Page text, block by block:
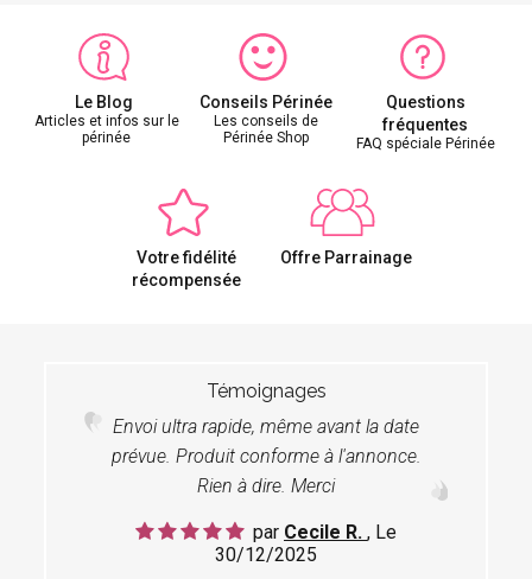
Le Blog
Articles et infos sur le
périnée
Conseils Périnée
Les conseils de
Périnée Shop
Questions
fréquentes
FAQ spéciale Périnée
Votre fidélité
récompensée
Offre Parrainage
Témoignages
Envoi ultra rapide, même avant la date
prévue. Produit conforme à l'annonce.
Rien à dire. Merci
par Cecile R. , Le
30/12/2025